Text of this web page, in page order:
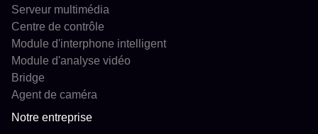
Serveur multimédia
Centre de contrôle
Module d'interphone intelligent
Module d'analyse vidéo
Bridge
Agent de caméra
Notre entreprise